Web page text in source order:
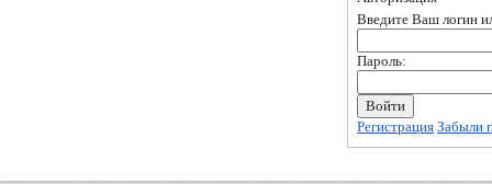
Введите Ваш логин
Пароль:
Регистрация Забыли